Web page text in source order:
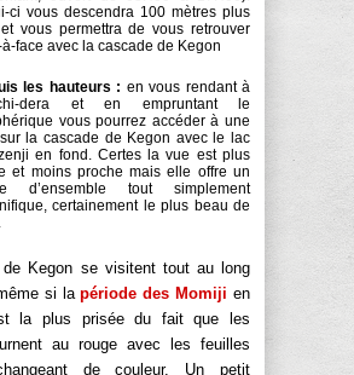
ci vous descendra 100 mètres plus
vous permettra de vous retrouver
face avec la cascade de Kegon
les hauteurs : en vous rendant à
dera et en empruntant le
vous pourrez accéder à une
la cascade de Kegon avec le lac
en fond. Certes la vue est plus
et moins proche mais elle offre un
d’ensemble tout simplement
certainement le plus beau de
de Kegon se visitent tout au long
si lapériode des Momiji en
la plus prisée du fait que les
au rouge avec les feuilles
de couleur. Un petit